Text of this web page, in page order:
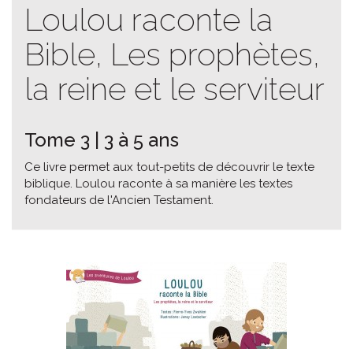
Loulou raconte la
Bible, Les prophètes,
la reine et le serviteur
Tome 3 | 3 à 5 ans
Ce livre permet aux tout-petits de découvrir le texte
biblique. Loulou raconte à sa manière les textes
fondateurs de l'Ancien Testament.